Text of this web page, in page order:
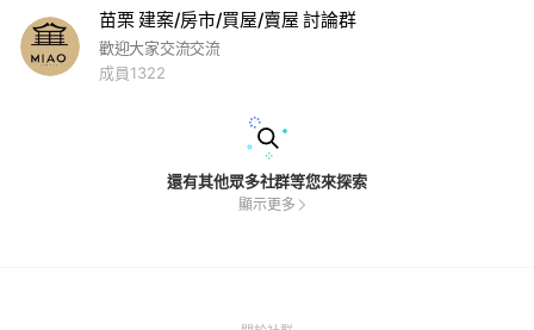
苗栗 建案/房市/買屋/賣屋 討論群
歡迎大家交流交流
成員1322
還有其他眾多社群等您來探索
顯示更多